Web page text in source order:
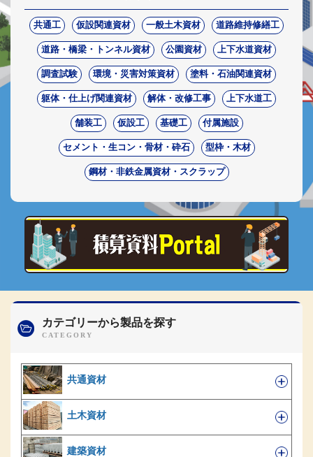
共通工 仮設関連資材 一般土木資材 道路維持修繕工
道路・橋梁・トンネル資材 公園資材 上下水道資材
調査試験 環境・災害対策資材 塗料・石油関連資材
躯体・仕上げ関連資材 解体・改修工事 上下水道工
舗装工 仮設工 基礎工 付属施設
セメント・生コン・骨材・砕石 型枠・木材
鋼材・非鉄金属資材・スクラップ
カテゴリーから製品を探す
共通資材
土木資材
建築資材